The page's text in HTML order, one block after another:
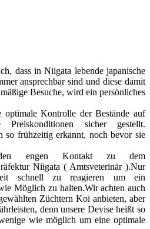
dass in Niigata lebende japanische
ansprechbar sind und diese damit
Besuche, wird ein persönliches
Kontrolle der Bestände auf
Preiskonditionen sicher gestellt.
so frühzeitig erkannt, noch bevor sie
engen Kontakt zu dem
Niigata ( Amtsveterinär ).Nur
schnell zu reagieren um ein
Möglich zu halten.Wir achten auch
Züchtern Koi anbieten, aber
denn unsere Devise heißt so
wie möglich um eine optimale